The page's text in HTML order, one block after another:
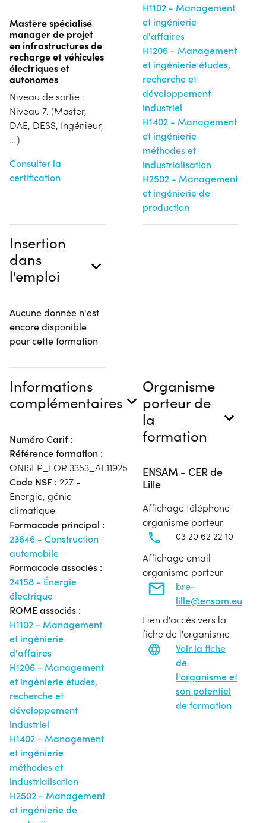
Mastère spécialisé
manager de projet
en infrastructures de
recharge et véhicules
électriques et
autonomes
Niveau de sortie :
Niveau 7. (Master,
DAE, DESS, Ingénieur,
...)
Consulter la
certification
H1102 - Management
et ingénierie
d'affaires
H1206 - Management
et ingénierie études,
recherche et
développement
industriel
H1402 - Management
et ingénierie
méthodes et
industrialisation
H2502 - Management
et ingénierie de
production
Insertion
dans
l'emploi
Aucune donnée n'est
encore disponible
pour cette formation
Informations
complémentaires
Numéro Carif :
Référence formation :
ONISEP_FOR.3353_AF.11925
Code NSF : 227 -
Energie, génie
climatique
Formacode principal :
23646 - Construction
automobile
Formacode associés :
24158 - Énergie
électrique
ROME associés :
H1102 - Management
et ingénierie
d'affaires
H1206 - Management
et ingénierie études,
recherche et
développement
industriel
H1402 - Management
et ingénierie
méthodes et
industrialisation
H2502 - Management
et ingénierie de
Organisme
porteur de
la
formation
ENSAM - CER de
Lille
Affichage téléphone
organisme porteur
03 20 62 22 10
Affichage email
organisme porteur
bre-
lille@ensam.eu
Lien d'accès vers la
fiche de l'organisme
Voir la fiche
de
l'organisme et
son potentiel
de formation